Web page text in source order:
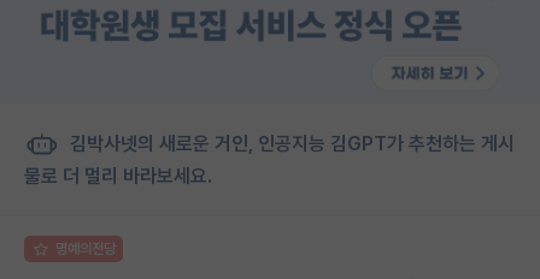
김박사넷의 새로운 거인, 인공지능 김GPT가 추천하는 게시
물로 더 멀리 바라보세요.
명예의전당